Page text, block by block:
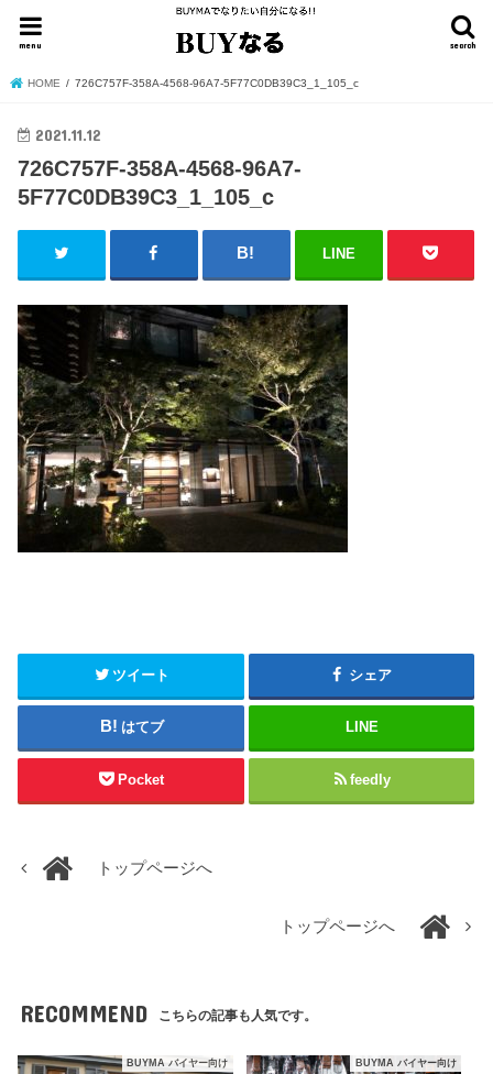
search
menu
HOME 726C757F-358A-4568-96A7-5F77C0DB39C3_1_105_c
2021.11.12
726C757F-358A-4568-96A7-
5F77C0DB39C3_1_105_c
LINE
ツイート シェア
はてブ LINE
Pocket feedly
トップページへ
トップページへ
RECOMMEND こちらの記事も人気です。
BUYMA バイヤー向け BUYMA バイヤー向け